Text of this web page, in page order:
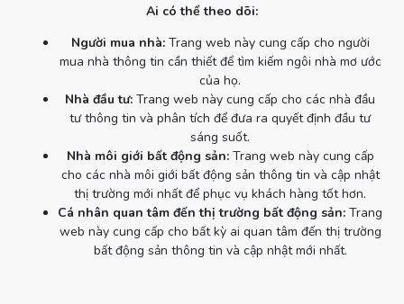
Ai có thể theo dõi:
Người mua nhà:Trang web này cung cấp cho người
mua nhà thông tin cần thiết để tìm kiếm ngôi nhà mơ ước
của họ.
Nhà đầu tư: Trang web này cung cấp cho các nhà đầu
tư thông tin và phân tích để đưa ra quyết định đầu tư
sáng suốt.
Nhà môi giới bất động sản:Trang web này cung cấp
cho các nhà môi giới bất động sản thông tin và cập nhật
thị trường mới nhất để phục vụ khách hàng tốt hơn.
Cá nhân quan tâm đến thị trường bất động sản: Trang
web này cung cấp cho bất kỳ ai quan tâm đến thị trường
bất động sản thông tin và cập nhật mới nhất.